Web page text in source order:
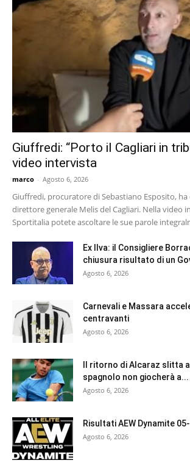
Giuffredi: “Porto il Cagliari in
video intervista
marco - Agosto 6, 2026
Giuffredi, procuratore di Sebastiano Esposito,
direttore generale Melis del Cagliari. Nella video
Sportitalia potete ascoltare le sue parole
Ex Ilva: il Consigliere
chiusura risultato di un
Agosto 6, 2026
Carnevali e Massara
centravanti
Agosto 6, 2026
Il ritorno di Alcaraz slitta
spagnolo non giocherà a...
Agosto 6, 2026
Risultati AEW Dynamite
Agosto 6, 2026